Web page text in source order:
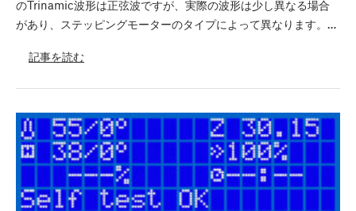
のTrinamic波形は正弦波ですが、実際の波形は少し異なる場合
があり、ステッピングモーターのタイプによって異なります。…
記事を読む